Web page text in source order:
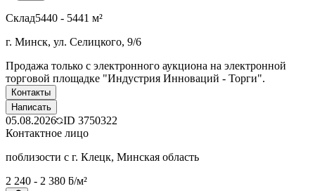
Склад5440 - 5441 м²
г. Минск, ул. Селицкого, 9/6
Продажа только с электронного аукциона на электронной
торговой площадке "Индустрия Инноваций - Торги".
Контакты
Написать
05.08.2026 ID 3750322
Контактное лицо
поблизости с г. Клецк, Минская область
2 240 - 2 380 ƃ/м²